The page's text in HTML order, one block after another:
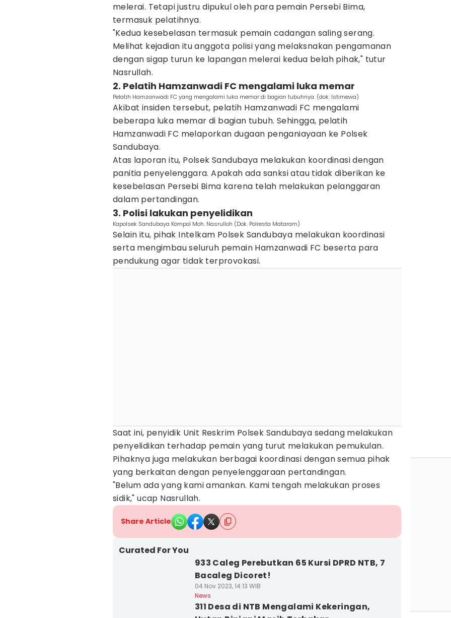
melerai. Tetapi justru dipukul oleh para pemain Persebi Bima,
termasuk pelatihnya.
"Kedua kesebelasan termasuk pemain cadangan saling serang.
Melihat kejadian itu anggota polisi yang melaksnakan pengamanan
dengan sigap turun ke lapangan melerai kedua belah pihak," tutur
Nasrullah.
2. Pelatih Hamzanwadi FC mengalami luka memar
Pelatih Hamzanwadi FC yang mengalami luka memar di bagian tubuhnya. (dok. Istimewa)
Akibat insiden tersebut, pelatih Hamzanwadi FC mengalami
beberapa luka memar di bagian tubuh. Sehingga, pelatih
Hamzanwadi FC melaporkan dugaan penganiayaan ke Polsek
Sandubaya.
Atas laporan itu, Polsek Sandubaya melakukan koordinasi dengan
panitia penyelenggara. Apakah ada sanksi atau tidak diberikan ke
kesebelasan Persebi Bima karena telah melakukan pelanggaran
dalam pertandingan.
3. Polisi lakukan penyelidikan
Kapolsek Sandubaya Kompol Moh. Nasrulloh (Dok. Polresta Mataram)
Selain itu, pihak Intelkam Polsek Sandubaya melakukan koordinasi
serta mengimbau seluruh pemain Hamzanwadi FC beserta para
pendukung agar tidak terprovokasi.
Saat ini, penyidik Unit Reskrim Polsek Sandubaya sedang melakukan
penyelidikan terhadap pemain yang turut melakukan pemukulan.
Pihaknya juga melakukan berbagai koordinasi dengan semua pihak
yang berkaitan dengan penyelenggaraan pertandingan.
"Belum ada yang kami amankan. Kami tengah melakukan proses
sidik," ucap Nasrullah.
Share Article
Curated For You
933 Caleg Perebutkan 65 Kursi DPRD NTB, 7
Bacaleg Dicoret!
04 Nov 2023, 14:13 WIB
News
311 Desa di NTB Mengalami Kekeringan,